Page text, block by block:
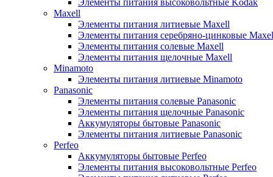
Элементы питания высоковольтные Kodak
Maxell
Элементы питания литиевые Maxell
Элементы питания серебряно-цинковые
Элементы питания солевые Maxell
Элементы питания щелочные Maxell
Minamoto
Элементы питания литиевые Minamoto
Panasonic
Элементы питания солевые Panasonic
Элементы питания щелочные Panasonic
Аккумуляторы бытовые Panasonic
Элементы питания литиевые Panasonic
Perfeo
Аккумуляторы бытовые Perfeo
Элементы питания высоковольтные Perfeo